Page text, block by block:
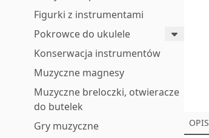
Figurki z instrumentami
Pokrowce do ukulele
Konserwacja instrumentów
Muzyczne magnesy
Muzyczne breloczki, otwieracze
do butelek
Gry muzyczne
OPIS